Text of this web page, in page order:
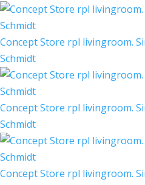
Concept Store rpl livingroom.
Schmidt
Concept Store rpl livingroom.
Schmidt
Concept Store rpl livingroom.